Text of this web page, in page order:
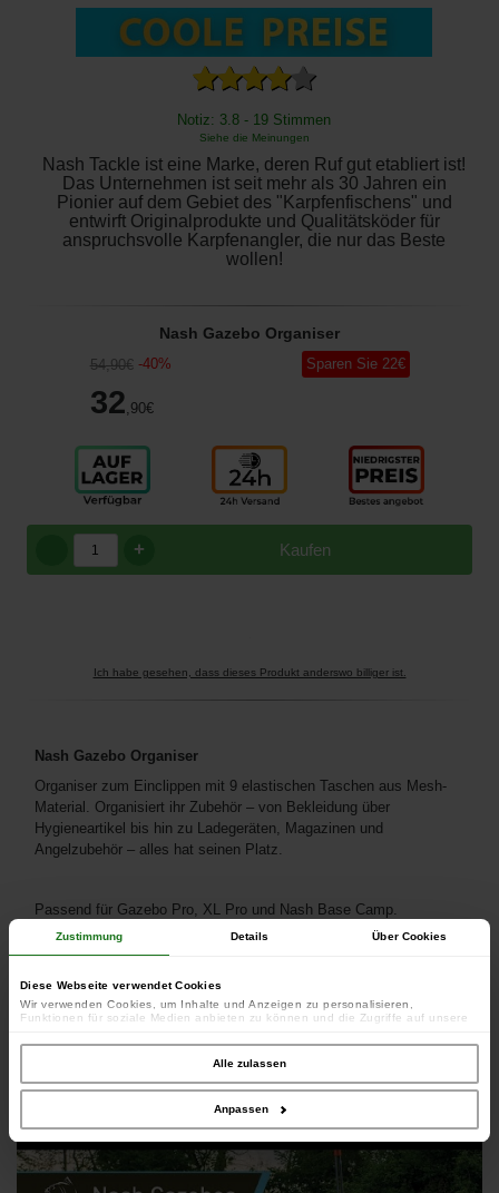
Zustimmung Details Über Cookies
Diese Webseite verwendet Cookies
Wir verwenden Cookies, um Inhalte und Anzeigen zu personalisieren,
Funktionen für soziale Medien anbieten zu können und die Zugriffe auf unsere
unserer Website an unsere Partner für soziale Medien, Werbung und Analysen
weiter. Unsere Partner führen diese Informationen möglicherweise mit weiteren
Daten zusammen, die Sie ihnen bereitgestellt haben oder die sie im Rahmen
Ihrer Nutzung der Dienste gesammelt haben.
Alle zulassen
Anpassen
Notiz: 3.8 - 19 Stimmen
Siehe die Meinungen
Nash Tackle ist eine Marke, deren Ruf gut etabliert ist!
Das Unternehmen ist seit mehr als 30 Jahren ein
Pionier auf dem Gebiet des "Karpfenfischens" und
entwirft Originalprodukte und Qualitätsköder für
anspruchsvolle Karpfenangler, die nur das Beste
wollen!
Nash Gazebo Organiser
54,90€ -40%
32 ,90€
Sparen Sie 22€
Kaufen
+
Ich habe gesehen, dass dieses Produkt anderswo billiger ist.
Nash Gazebo Organiser
Organiser zum Einclippen mit 9 elastischen Taschen aus Mesh-
Material. Organisiert ihr Zubehör – von Bekleidung über
Hygieneartikel bis hin zu Ladegeräten, Magazinen und
Angelzubehör – alles hat seinen Platz.
Passend für Gazebo Pro, XL Pro und Nash Base Camp.
Dieses Produkt gehört zu den folgenden Kategorien:
Produktpräsentation